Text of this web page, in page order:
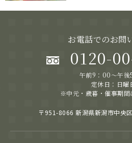
お電話でのお問
0120-
午前9：00～午
定休日：日曜
※中元・歳暮・催事期間
〒951-8066 新潟県新潟市中央